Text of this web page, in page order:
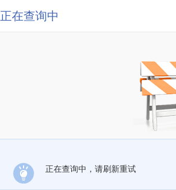
正在查询中
正在查询中，请刷新重试